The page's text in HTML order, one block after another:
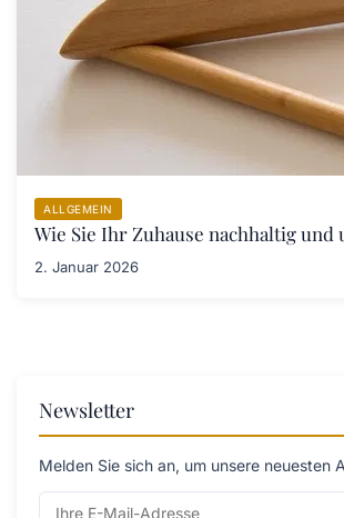
ALLGEMEIN
Wie Sie Ihr Zuhause nachhaltig
2. Januar 2026
Newsletter
Melden Sie sich an, um unsere